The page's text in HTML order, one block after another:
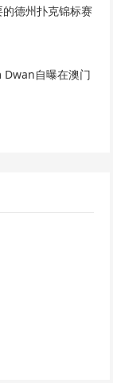
德州扑克锦标赛
Dwan自曝在澳门